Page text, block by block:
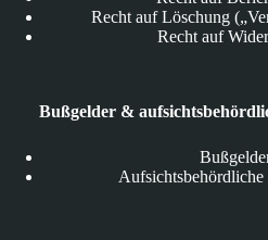
Recht auf Löschung
Recht auf
Bußgelder &
Aufsichtsbehördliche